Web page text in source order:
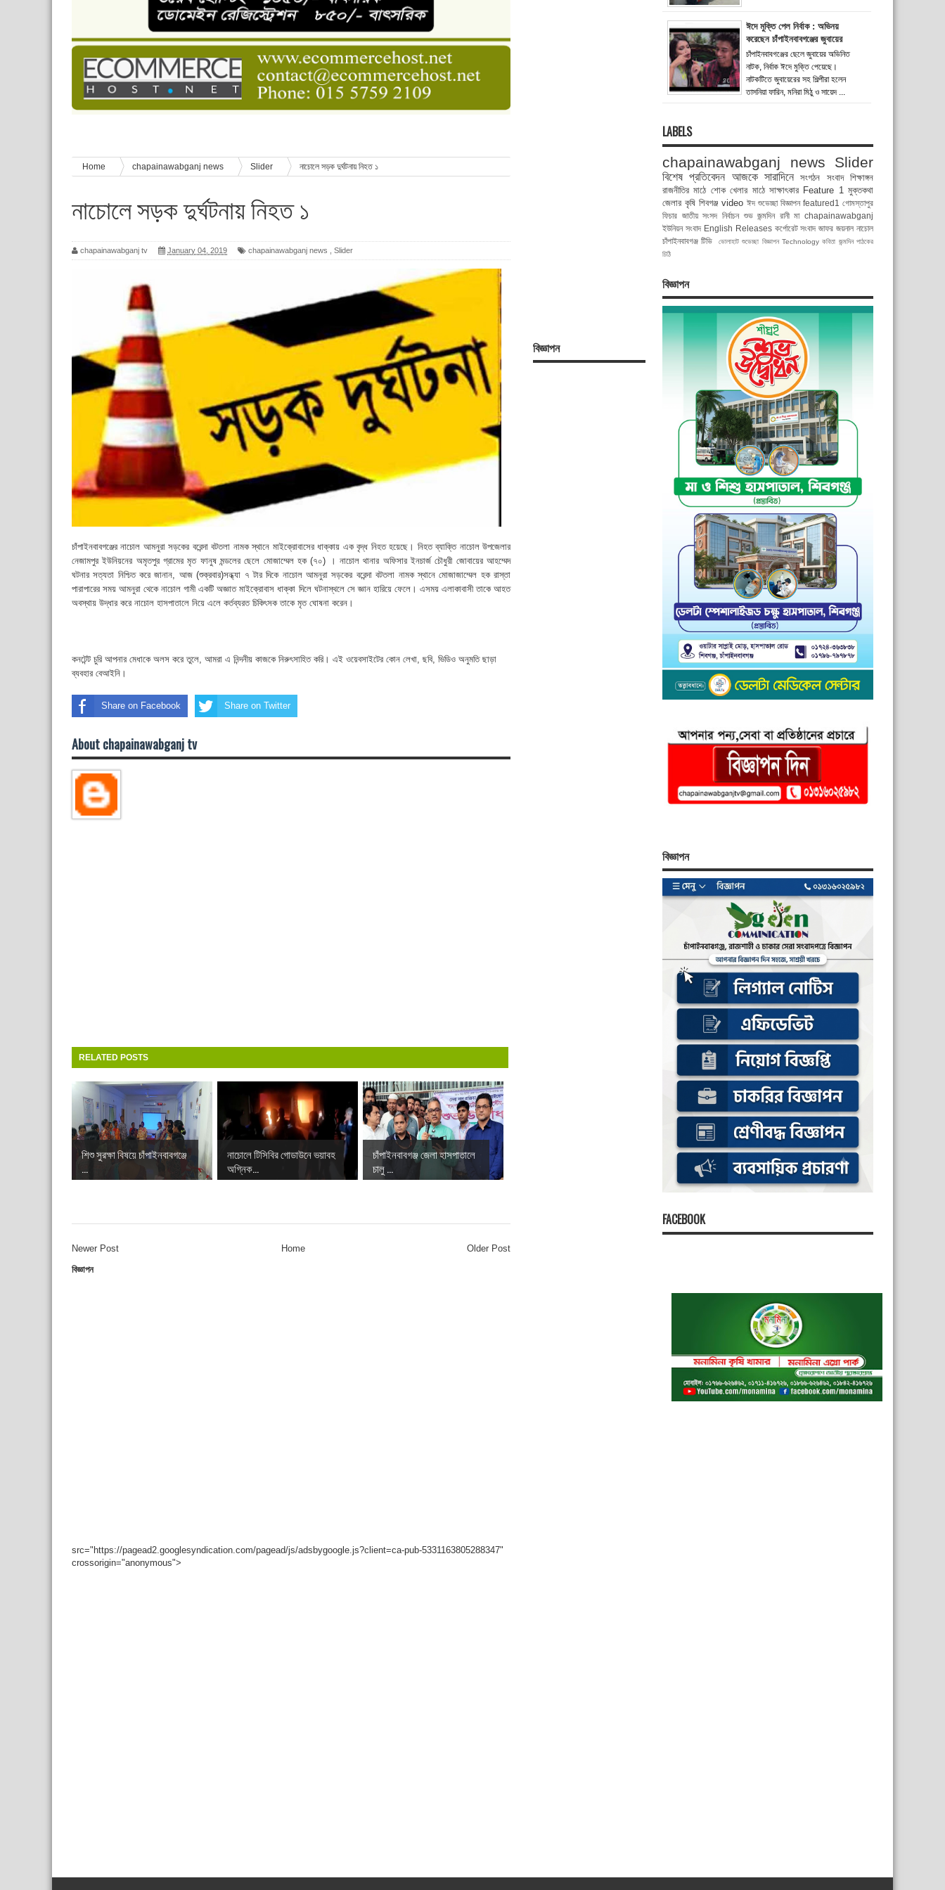
চাঁপাইনবাবগঞ্জে শেষ হয়েছে ৫ দিনের স্কাউট ইউনিট লিডার বেসিক কোর্স
বাংলাদেশ স্কাউটস দিবস পালন
পানি সংকট, কলস নিয়ে বিক্ষোভ
ঈদের শুভেচ্ছা জানিয়েছেন সাবেক ছাত্রলীগ নেতা আবু হাসনাত সুমন
শিশু সুরক্ষা বিষয়ে চাঁপাইনবাবগঞ্জে দুই দিনব্যাপী প্রশিক্ষণ
বিজ্ঞাপন
Home chapainawabganj news Slider নাচোলে সড়ক দুর্ঘটনায় নিহত ১
নাচোলে সড়ক দুর্ঘটনায় নিহত ১
chapainawabganj tv January 04, 2019 chapainawabganj news Slider
চাঁপাইনবাবগঞ্জের নাচোল আমনুরা সড়কের বরেন্দা বটতলা নামক স্থানে মাইক্রোবাসের ধাক্কায় এক বৃদ্ধ নিহত হয়েছে। নিহত ব্যাক্তি নাচোল উপজেলার
নেজামপুর ইউনিয়নের অমৃতপুর গ্রামের মৃত ফানুষ মন্ডলের ছেলে মোজাম্মেল হক (৭০) । নাচোল থানার অফিসার ইনচার্জ চৌধুরী জোবায়ের আহম্মেদ
ঘটনার সত্যতা নিশ্চিত করে জানান, আজ (শুক্রবার)সন্ধ্যা ৭ টার দিকে নাচোল আমনুরা সড়কের বরেন্দা বটতলা নামক স্থানে মোজাজাম্মেল হক রাস্তা
পারাপারের সময় আমনুরা থেকে নাচোল গামী একটি অজ্ঞাত মাইক্রোবাস ধাক্কা দিলে ঘটনাস্থলে সে জ্ঞান হারিয়ে ফেলে। এসময় এলাকাবাসী তাকে আহত
অবস্থায় উদ্ধার করে নাচোল হাসপাতালে নিয়ে এলে কর্তব্যরত চিকিৎসক তাকে মৃত ঘোষনা করেন।
কনটেন্ট চুরি আপনার মেধাকে অলস করে তুলে, আমরা এ নিন্দনীয় কাজকে নিরুৎসাহিত করি। এই ওয়েবসাইটের কোন লেখা, ছবি, ভিডিও অনুমতি ছাড়া
ব্যবহার বেআইনি।
Share on Facebook Share on Twitter
About chapainawabganj tv
RELATED POSTS
শিশু সুরক্ষা বিষয়ে চাঁপাইনবাবগঞ্জে
...
নাচোলে টিসিবির গোডাউনে ভয়াবহ
অগ্নিক...
চাঁপাইনবাবগঞ্জ জেলা হাসপাতালে
চালু ...
Newer Post Older Post
Home
বিজ্ঞাপন
src="https://pagead2.googlesyndication.com/pagead/js/adsbygoogle.js?client=ca-pub-5331163805288347"
crossorigin="anonymous">
ঈদে মুক্তি পেল নির্বাক : অভিনয়
করেছেন চাঁপাইনবাবগঞ্জের জুবায়ের
চাঁপাইনবাবগঞ্জের ছেলে জুবায়ের অভিনিত
নাটক, নির্বাক ঈদে মুক্তি পেয়েছে।
নাটকটিতে জুবায়েরের সহ শিল্পীরা হলেন
তাসনিয়া ফারিন, মনিরা মিঠু ও সায়েদ ...
LABELS
chapainawabganj news Slider
বিশেষ প্রতিবেদন আজকে সারাদিনে সংগঠন সংবাদ
শিক্ষাঙ্গন
রাজনীতির মাঠে শোক খেলার মাঠে সাক্ষাৎকার Feature 1 মুক্তকথা
জেলার কৃষি শিবগঞ্জ video ঈদ শুভেচ্ছা বিজ্ঞাপন featured1 গোমস্তাপুর
ফিচার জাতীয় সংসদ নির্বাচন শুভ জন্মদিন রানী মা chapainawabganj
ইউনিয়ন সংবাদ English Releases কর্পোরেট সংবাদ জাফর জয়নাল নাচোল
চাঁপাইনবাবগঞ্জ টিভি
ভোলাহাট শুভেচ্ছা বিজ্ঞাপন Technology কবিতা জন্মদিন পাঠকের
চিঠি
বিজ্ঞাপন
বিজ্ঞাপন
FACEBOOK